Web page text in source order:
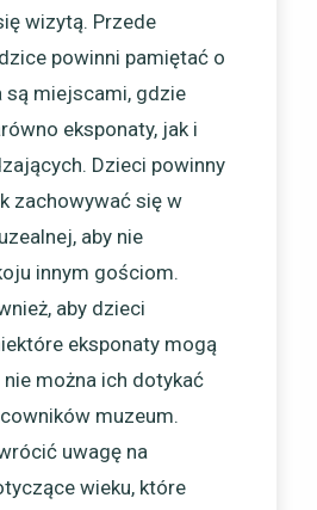
wizytą. Przede
powinni pamiętać o
są miejscami, gdzie
eksponaty, jak i
Dzieci powinny
zachowywać się w
aby nie
innym gościom.
aby dzieci
eksponaty mogą
można ich dotykać
muzeum.
uwagę na
wieku, które